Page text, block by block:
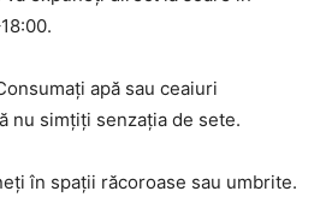
apă sau ceaiuri
nu simțiți senzația de sete.
în spații răcoroase sau umbrite.